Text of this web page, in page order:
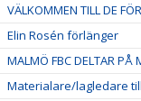
VÄLKOMMEN TILL DE
Elin Rosén förlänger
MALMÖ FBC DELTAR PÅ
Materialare/lagledare